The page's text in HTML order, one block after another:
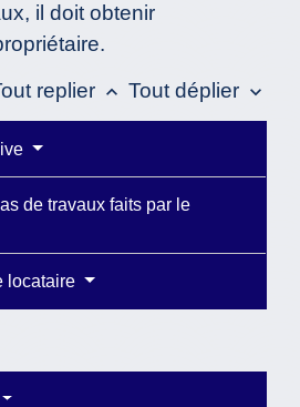
il doit obtenir
replier keyboard_arrow_up Tout déplier keyboard_arrow_down
de travaux faits par le
locataire